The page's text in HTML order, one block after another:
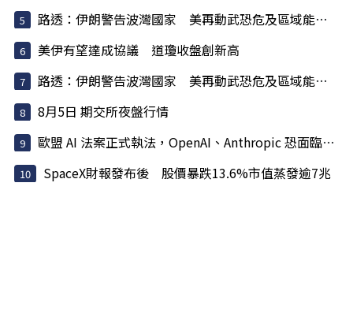
路透：伊朗警告波灣國家 美再動武恐危及區域能源設施
美伊有望達成協議 道瓊收盤創新高
路透：伊朗警告波灣國家 美再動武恐危及區域能源設施
8月5日 期交所夜盤行情
歐盟 AI 法案正式執法，OpenAI、Anthropic 恐面臨天價罰款
SpaceX財報發布後 股價暴跌13.6%市值蒸發逾7兆